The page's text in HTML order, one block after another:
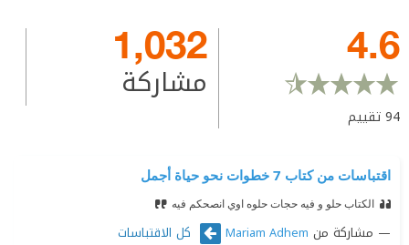
4.6
94تقييم
1,032
مشاركة
اقتباسات من كتاب 7 خطوات نحو حياة أجمل
الكتاب حلو و فيه حجات حلوه اوي انصحكم فيه
مشاركة من Mariam Adhem كل الاقتباسات